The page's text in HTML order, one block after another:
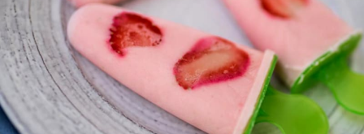
Články
TV Program
Škola vaření